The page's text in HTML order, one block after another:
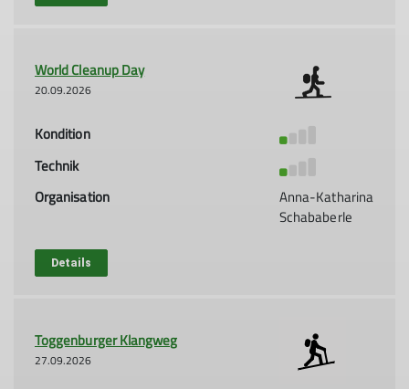
World Cleanup Day
20.09.2026
Kondition
Technik
Organisation
Anna-Katharina
Schababerle
Details
Toggenburger Klangweg
27.09.2026